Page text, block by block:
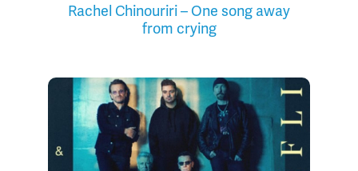
Rachel Chinouriri – One song away
from crying